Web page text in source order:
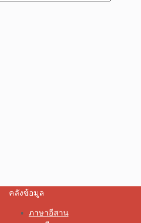
คลังข้อมูล
ภาษาอีสาน